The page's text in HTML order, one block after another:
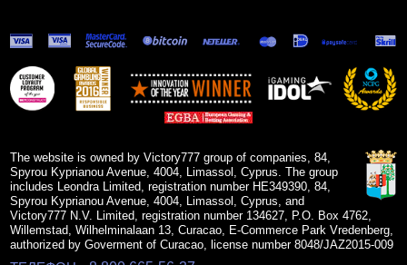
11628 ₽
mgarkunov***
Unicorn Legend
The website is owned by Victory777 group of companies, 84,
Spyrou Kyprianou Avenue, 4004, Limassol, Cyprus. The group
includes Leondra Limited, registration number HE349390, 84,
Spyrou Kyprianou Avenue, 4004, Limassol, Cyprus, and
Victory777 N.V. Limited, registration number 134627, P.O. Box 4762,
Willemstad, Wilhelminalaan 13, Curacao, E-Commerce Park Vredenberg,
authorized by Goverment of Curacao, license number 8048/JAZ2015-009